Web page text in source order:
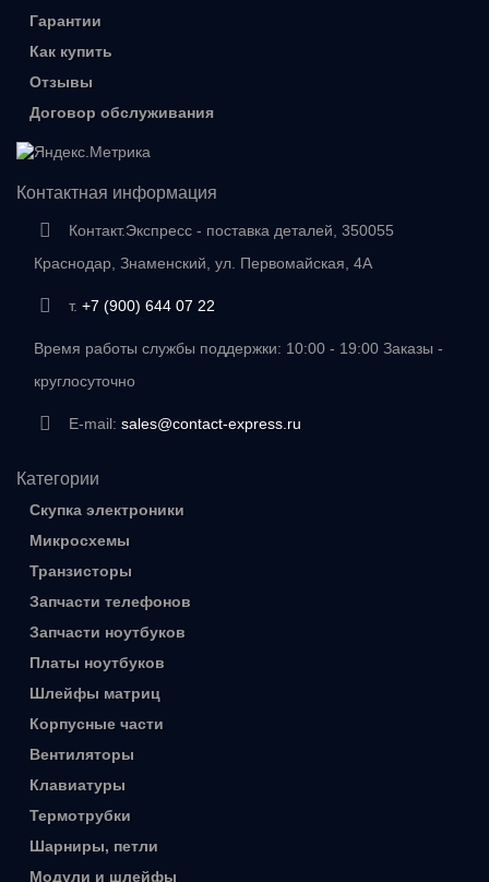
Гарантии
Как купить
Отзывы
Договор обслуживания
Контактная информация
Контакт.Экспресс - поставка деталей, 350055
Краснодар, Знаменский, ул. Первомайская, 4А
т. +7 (900) 644 07 22
Время работы службы поддержки: 10:00 - 19:00 Заказы -
круглосуточно
E-mail: sales@contact-express.ru
Категории
Скупка электроники
Микросхемы
Транзисторы
Запчасти телефонов
Запчасти ноутбуков
Платы ноутбуков
Шлейфы матриц
Корпусные части
Вентиляторы
Клавиатуры
Термотрубки
Шарниры, петли
Модули и шлейфы